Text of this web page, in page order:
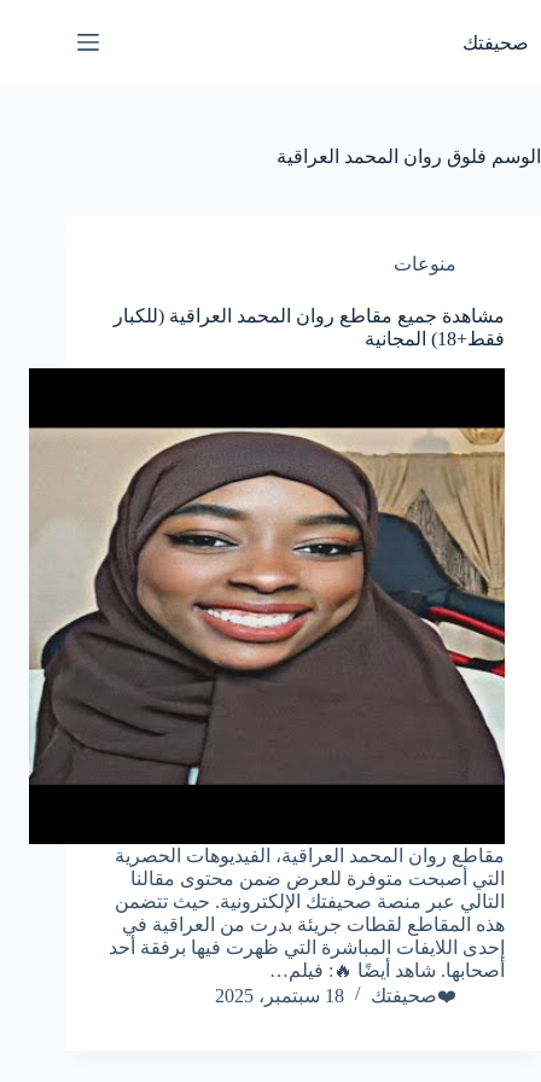
المحتوى
صحيفتك
الوسم فلوق روان المحمد العراقية
منوعات
مشاهدة جميع مقاطع روان المحمد العراقية (للكبار
فقط+18) المجانية
مقاطع روان المحمد العراقية، الفيديوهات الحصرية
التي أصبحت متوفرة للعرض ضمن محتوى مقالنا
التالي عبر منصة صحيفتك الإلكترونية. حيث تتضمن
هذه المقاطع لقطات جريئة بدرت من العراقية في
إحدى اللايفات المباشرة التي ظهرت فيها برفقة أحد
أصحابها. شاهد أيضًا 🔥: فيلم…
❤️صحيفتك
18 سبتمبر، 2025